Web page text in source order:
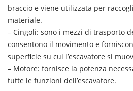
braccio e viene utilizzata per
materiale.
– Cingoli: sono i mezzi di trasporto
consentono il movimento e
superficie su cui l’escavatore si
– Motore: fornisce la potenza
tutte le funzioni dell’escavatore.